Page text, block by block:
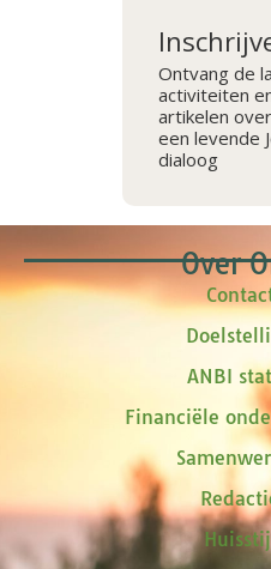
Ontvang de
activiteiten
artikelen
een levende
dialoog
Over
ANBI
Financiële